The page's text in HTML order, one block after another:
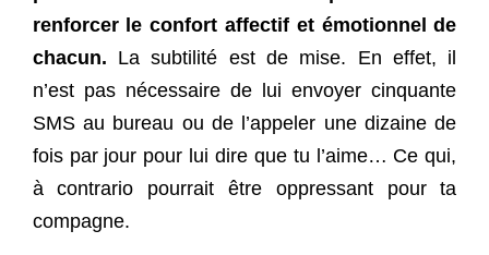
renforcer le confort affectif et émotionnel de
chacun. La subtilité est de mise. En effet, il
n’est pas nécessaire de lui envoyer cinquante
SMS au bureau ou de l’appeler une dizaine de
fois par jour pour lui dire que tu l’aime… Ce qui,
à contrario pourrait être oppressant pour ta
compagne.